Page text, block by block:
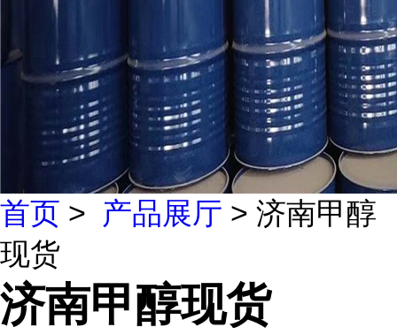
首页 > 产品展厅 > 济南甲醇
现货
济南甲醇现货